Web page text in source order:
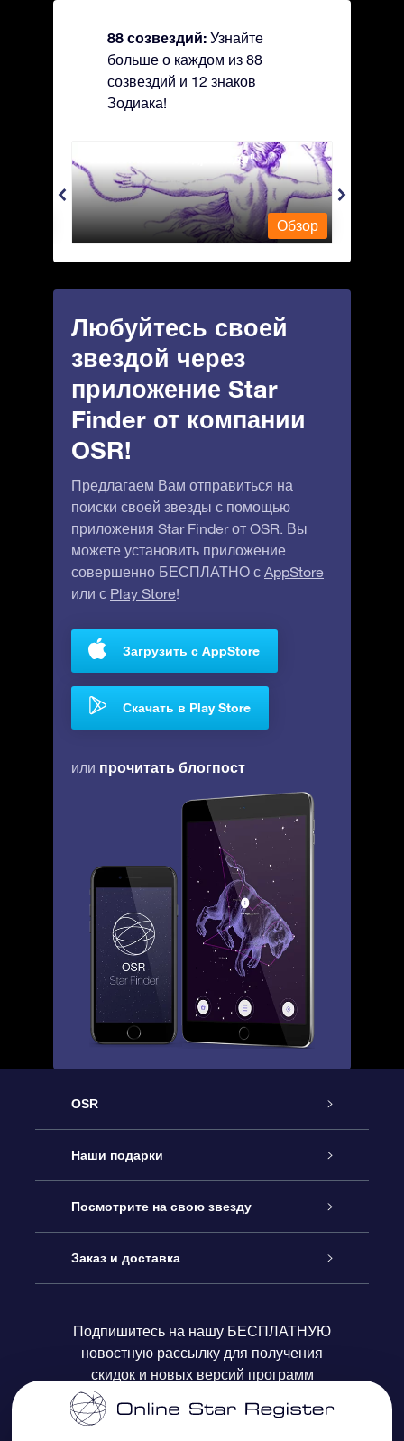
88 созвездий: Узнайте
больше о каждом из 88
созвездий и 12 знаков
Зодиака!
Andromeda - Андромеда
Обзор
Любуйтесь своей
звездой через
приложение Star
Finder от компании
OSR!
Предлагаем Вам отправиться на
поиски своей звезды с помощью
приложения Star Finder от OSR. Вы
можете установить приложение
совершенно БЕСПЛАТНО с AppStore
или с Play Store!
Загрузить с AppStore
Скачать в Play Store
или прочитать блогпост
OSR
Обслуживание
Как с нами связаться
Блог
Отзывы
Наши подарки
Онлайн подарок Online Star Gift
Подарочный набор OSR
Подарочная карта OSR
Корпоративные подарки
Посмотрите на свою звезду
Звездный реестр
Персонализированная страница Star Page
One Million Stars
Заказ и доставка
Платежная информация
Информация по доставке
Подпишитесь на нашу БЕСПЛАТНУЮ
новостную рассылку для получения
скидок и новых версий программ